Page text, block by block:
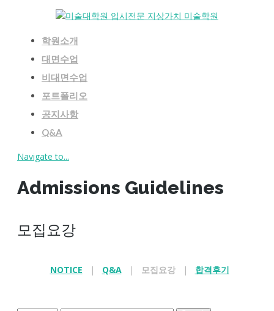
학원소개
대면수업
비대면수업
포트폴리오
공지사항
Q&A
Navigate to...
대면수업
공지사항
Q&A
Admissions Guidelines
모집요강
NOTICE | Q&A | 모집요강 | 합격후기